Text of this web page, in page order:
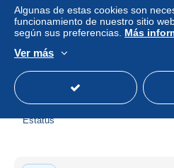
CPSM / CPM 10.5 x 15 Lot
±
Estatus
Algunas de estas cookies son
funcionamiento de nuestro sitio
según sus preferencias. Más
Ver más